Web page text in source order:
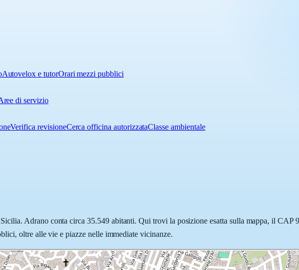
Autovelox e tutorOrari mezzi pubblici
di servizio
Verifica revisioneCerca officina autorizzataClasse ambientale
Adrano conta circa 35.549 abitanti. Qui trovi la posizione esatta sulla mappa, il CAP
oltre alle vie e piazze nelle immediate vicinanze.